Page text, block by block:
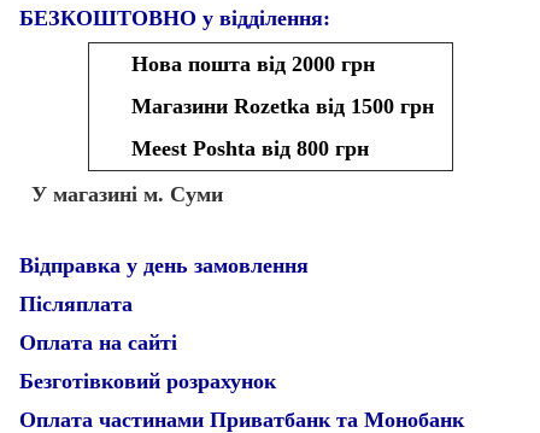
БЕЗКОШТОВНО у відділення:
Нова пошта від 2000 грн
Магазини Rozetka від 1500 грн
Meest Poshta від 800 грн
У магазині м. Суми
Відправка у день замовлення
Післяплата
Оплата на сайті
Безготівковий розрахунок
Оплата частинами Приватбанк та Монобанк